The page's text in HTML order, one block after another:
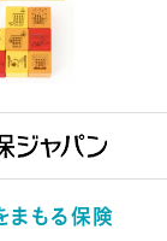
まもる保険